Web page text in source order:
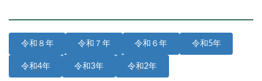
令和８年 令和７年 令和６年 令和5年
令和4年 令和3年 令和2年